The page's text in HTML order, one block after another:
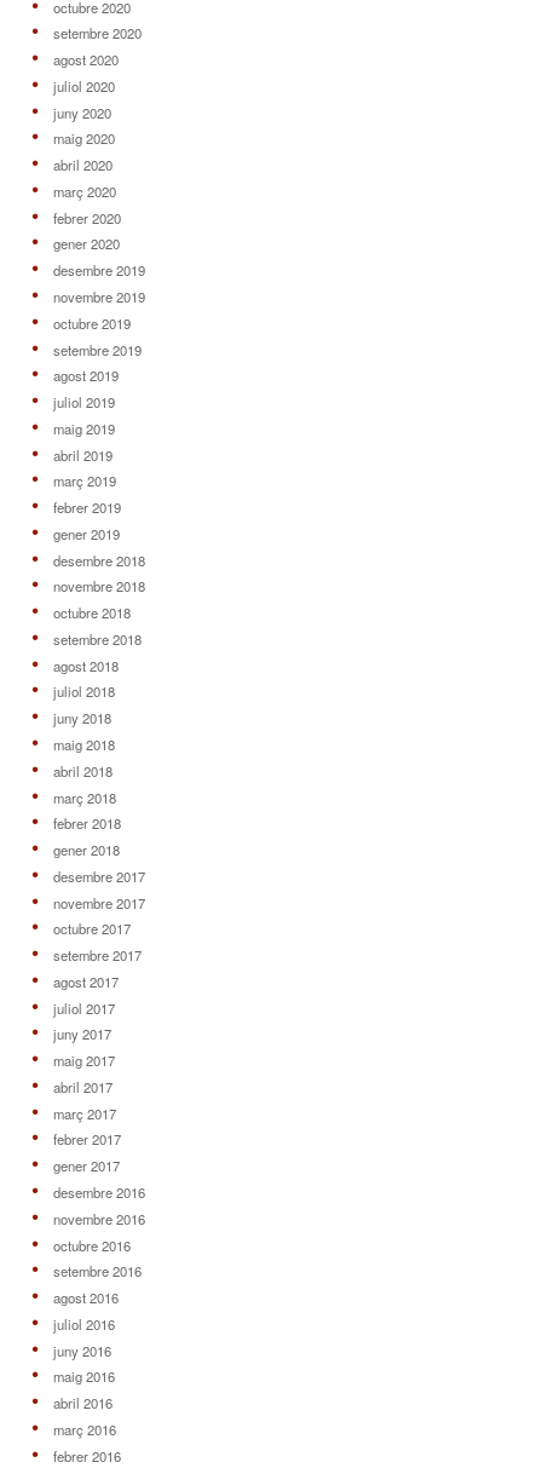
octubre 2020
setembre 2020
agost 2020
juliol 2020
juny 2020
maig 2020
abril 2020
març 2020
febrer 2020
gener 2020
desembre 2019
novembre 2019
octubre 2019
setembre 2019
agost 2019
juliol 2019
maig 2019
abril 2019
març 2019
febrer 2019
gener 2019
desembre 2018
novembre 2018
octubre 2018
setembre 2018
agost 2018
juliol 2018
juny 2018
maig 2018
abril 2018
març 2018
febrer 2018
gener 2018
desembre 2017
novembre 2017
octubre 2017
setembre 2017
agost 2017
juliol 2017
juny 2017
maig 2017
abril 2017
març 2017
febrer 2017
gener 2017
desembre 2016
novembre 2016
octubre 2016
setembre 2016
agost 2016
juliol 2016
juny 2016
maig 2016
abril 2016
març 2016
febrer 2016